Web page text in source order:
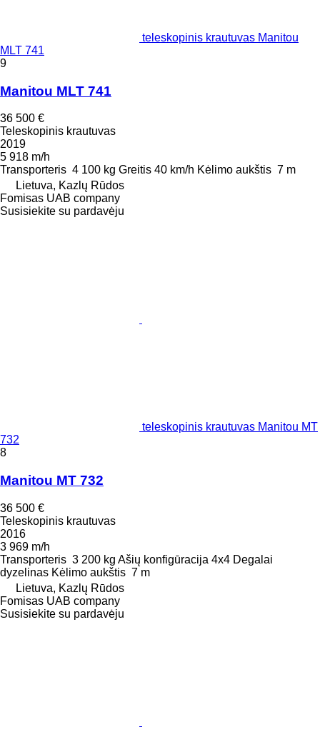
teleskopinis krautuvas Manitou
MLT 741
9
Manitou MLT 741
36 500 €
Teleskopinis krautuvas
2019
5 918 m/h
Transporteris 4 100 kg Greitis 40 km/h Kėlimo aukštis 7 m
Lietuva, Kazlų Rūdos
Fomisas UAB company
Susisiekite su pardavėju
teleskopinis krautuvas Manitou MT
732
8
Manitou MT 732
36 500 €
Teleskopinis krautuvas
2016
3 969 m/h
Transporteris 3 200 kg Ašių konfigūracija 4x4 Degalai
dyzelinas Kėlimo aukštis 7 m
Lietuva, Kazlų Rūdos
Fomisas UAB company
Susisiekite su pardavėju